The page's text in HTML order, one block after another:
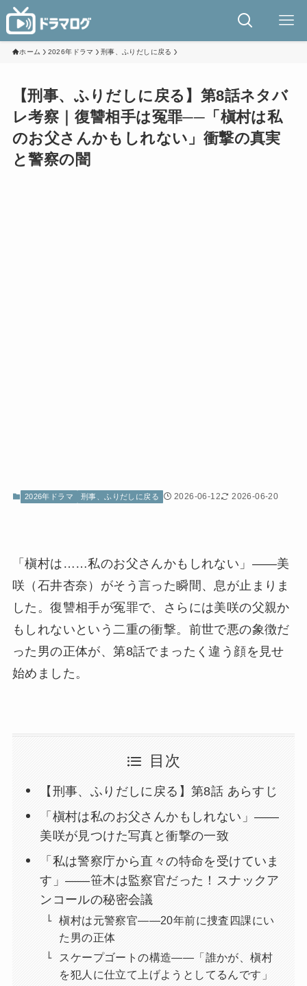
ホーム 2026年ドラマ 刑事、ふりだしに戻る
【刑事、ふりだしに戻る】第8話ネタバ
レ考察｜復讐相手は冤罪──「槇村は私
のお父さんかもしれない」衝撃の真実
と警察の闇
2026年ドラマ 刑事、ふりだしに戻る 2026-06-12 2026-06-20
「槇村は……私のお父さんかもしれない」——美
咲（石井杏奈）がそう言った瞬間、息が止まりま
した。復讐相手が冤罪で、さらには美咲の父親か
もしれないという二重の衝撃。前世で悪の象徴だ
った男の正体が、第8話でまったく違う顔を見せ
始めました。
目次
【刑事、ふりだしに戻る】第8話 あらすじ
「槇村は私のお父さんかもしれない」——
美咲が見つけた写真と衝撃の一致
「私は警察庁から直々の特命を受けていま
す」——笹木は監察官だった！スナックア
ンコールの秘密会議
槇村は元警察官——20年前に捜査四課にい
た男の正体
スケープゴートの構造——「誰かが、槇村
を犯人に仕立て上げようとしてるんです」